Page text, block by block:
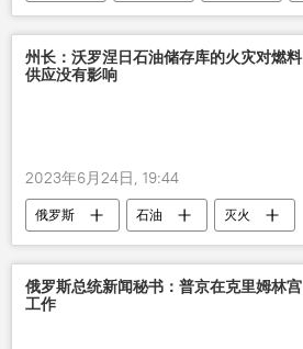
国际
州长：沃罗涅日石油储存库的火灾对燃料
供应没有影响
2023年6月24日, 19:44
俄罗斯 石油 灭火
俄罗斯总统新闻秘书：普京在克里姆林宫
工作